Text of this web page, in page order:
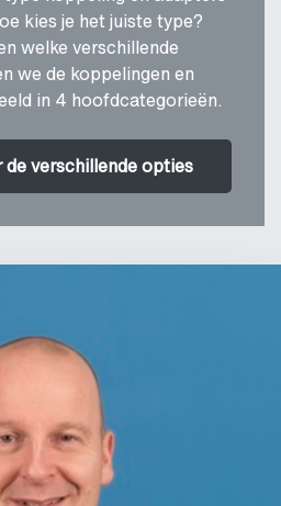
kies je het juiste type?
welke verschillende
we de koppelingen en
in 4 hoofdcategorieën.
de verschillende opties